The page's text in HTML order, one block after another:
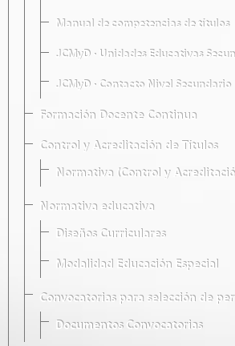
Manual de competencias de títulos
JCMyD · Unidades Educativas
JCMyD · Contacto Nivel Secundario
Formación Docente Continua
Control y Acreditación de Títulos
Normativa (Control y
Normativa educativa
Diseños Curriculares
Modalidad Educación Especial
Convocatorias para selección de
Documentos Convocatorias